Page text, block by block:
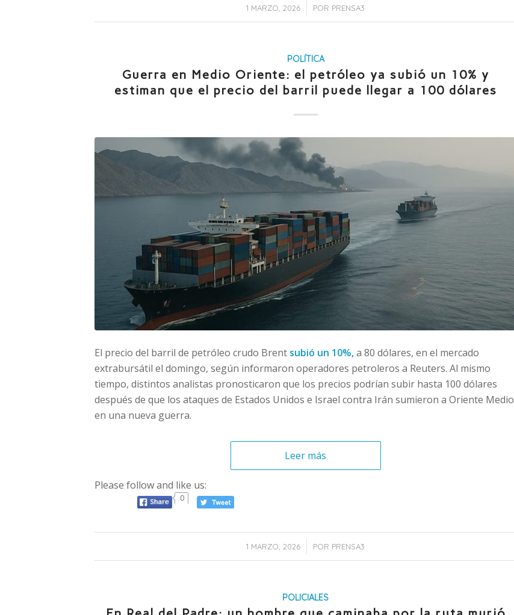
1 MARZO, 2026
/ POR PRENSA3
POLÍTICA
Guerra en Medio Oriente: el petróleo ya subió un 10% y
estiman que el precio del barril puede llegar a 100 dólares
El precio del barril de petróleo crudo Brent subió un 10%,a 80 dólares, en el mercado
extrabursátil el domingo, según informaron operadores petroleros a Reuters. Al mismo
tiempo, distintos analistas pronosticaron que los precios podrían subir hasta 100 dólares
después de que los ataques de Estados Unidos e Israel contra Irán sumieron a Oriente Medio
en una nueva guerra.
Leer más
Please follow and like us:
0
1 MARZO, 2026
/ POR PRENSA3
POLICIALES